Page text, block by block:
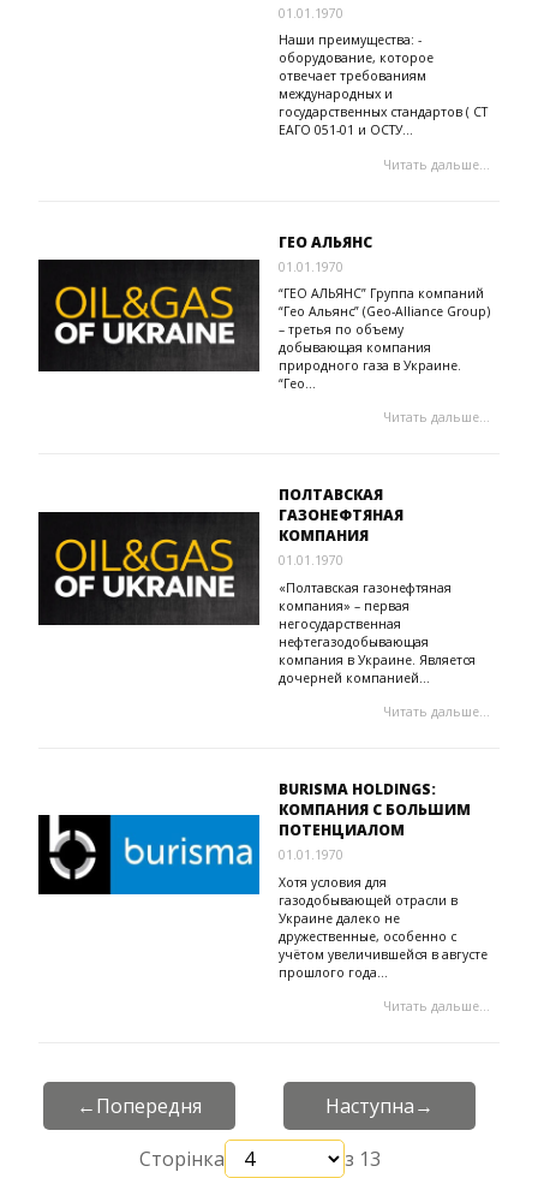
01.01.1970
Наши преимущества: -
оборудование, которое
отвечает требованиям
международных и
государственных стандартов ( СТ
ЕАГО 051-01 и ОСТУ...
Читать дальше...
ГЕО АЛЬЯНС
01.01.1970
“ГЕО АЛЬЯНС” Группа компаний
“Гео Альянс” (Geo-Alliance Group)
– третья по объему
добывающая компания
природного газа в Украине.
“Гео...
Читать дальше...
ПОЛТАВСКАЯ
ГАЗОНЕФТЯНАЯ
КОМПАНИЯ
01.01.1970
«Полтавская газонефтяная
компания» – первая
негосударственная
нефтегазодобывающая
компания в Украине. Является
дочерней компанией...
Читать дальше...
BURISMA HOLDINGS:
КОМПАНИЯ С БОЛЬШИМ
ПОТЕНЦИАЛОМ
01.01.1970
Хотя условия для
газодобывающей отрасли в
Украине далеко не
дружественные, особенно с
учётом увеличившейся в августе
прошлого года...
Читать дальше...
←Попередня Наступна→
Сторінка
з 13